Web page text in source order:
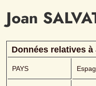
Joan
Données relatives à
PAYS